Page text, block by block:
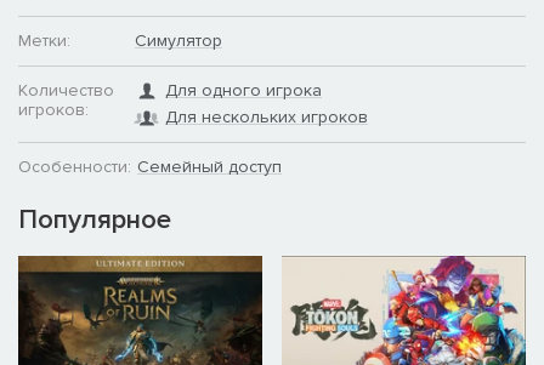
Метки: Симулятор
Количество
игроков:
Для одного игрока
Для нескольких игроков
Особенности: Семейный доступ
Популярное